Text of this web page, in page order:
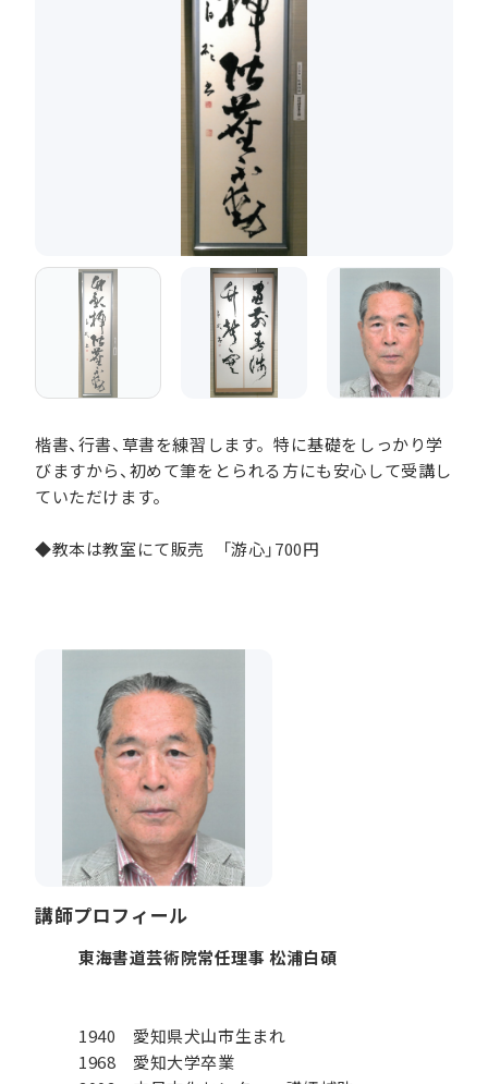
楷書、行書、草書を練習します。特に基礎をしっかり学
びますから、初めて筆をとられる方にも安心して受講し
ていただけます。
◆教本は教室にて販売 「游心」700円
講師プロフィール
東海書道芸術院常任理事 松浦白碩
1940 愛知県犬山市生まれ
1968 愛知大学卒業